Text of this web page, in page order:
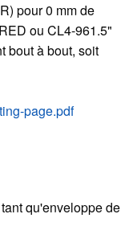
pour 0 mm de
ou CL4-961.5"
bout à bout, soit
page.pdf
qu'enveloppe de